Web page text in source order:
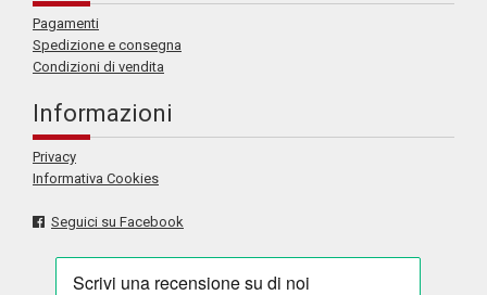
Pagamenti
Spedizione e consegna
Condizioni di vendita
Informazioni
Privacy
Informativa Cookies
Seguici su Facebook